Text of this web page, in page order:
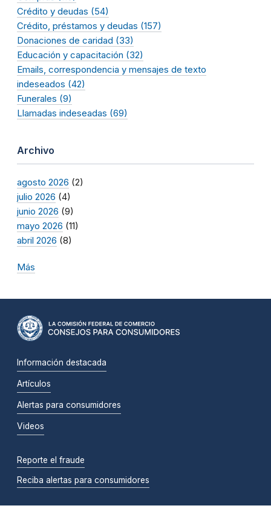
Crédito y deudas (54)
Crédito, préstamos y deudas (157)
Donaciones de caridad (33)
Educación y capacitación (32)
Emails, correspondencia y mensajes de texto
indeseados (42)
Funerales (9)
Llamadas indeseadas (69)
Archivo
agosto 2026 (2)
julio 2026 (4)
junio 2026 (9)
mayo 2026 (11)
abril 2026 (8)
Más
Información destacada
Artículos
Alertas para consumidores
Videos
Reporte el fraude
Reciba alertas para consumidores